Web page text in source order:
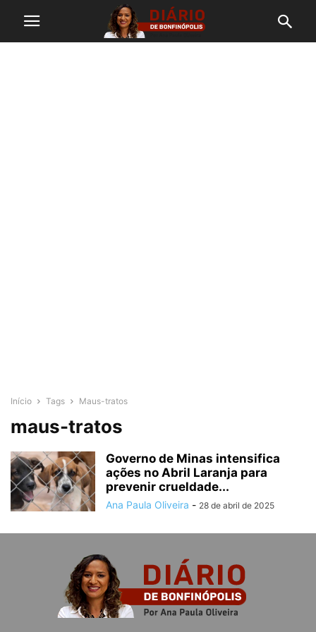
Início Tags Maus-tratos
maus-tratos
Governo de Minas intensifica
ações no Abril Laranja para
prevenir crueldade...
Ana Paula Oliveira - 28 de abril de 2025